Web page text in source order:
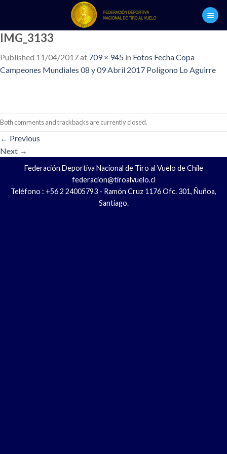
content
IMG_3133
Published 11/04/2017at 709 × 945 in Fotos Fecha Copa
Campeones Mundiales 08 y 09 Abril 2017 Polígono Lo Aguirre
Both comments and trackbacks are currently closed.
← Previous
Next →
Federación Deportiva Nacional de Tiro al Vuelo de Chile
federacion@tiroalvuelo.cl
Teléfono : +56 2 24005793 - Ramón Cruz 1176 Ofc. 301, Ñuñoa,
Santiago.